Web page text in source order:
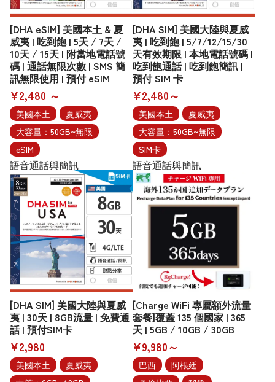
[DHA eSIM] 美國本土 & 夏
威夷 | 吃到飽 | 5天 / 7天 /
10天 / 15天 | 附當地電話號
碼 | 通話無限次數 | SMS 簡
訊無限使用 | 預付 eSIM
¥2,480 ～
美國本土
夏威夷
大容量：50GB~無限
eSIM
語音通話與簡訊
[DHA SIM] 美國大陸與夏威
夷 | 吃到飽 | 5/7/12/15/30
天有效期限 | 本地電話號碼 |
吃到飽通話 | 吃到飽簡訊 |
預付 SIM 卡
¥2,480～
美國本土
夏威夷
大容量：50GB~無限
SIM卡
語音通話與簡訊
[DHA SIM] 美國大陸與夏威
夷 | 30天 | 8GB流量 | 免費通
話 | 預付SIM卡
¥2,980
美國本土
夏威夷
[Charge WiFi 專屬額外流量
套餐]覆蓋 135 個國家 | 365
天 | 5GB / 10GB / 30GB
¥9,980～
巴西
阿根廷